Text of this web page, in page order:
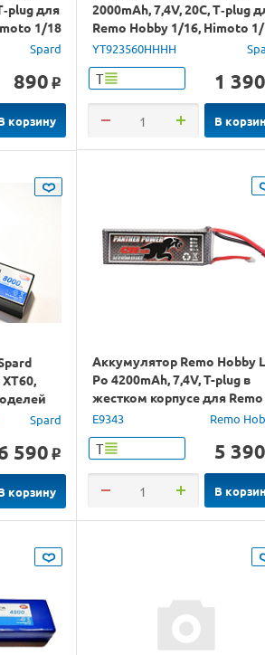
для
1/18
Spard
890 o
корзину
2000mAh, 7,4V, 20C, T‐plug
Remo Hobby 1/16, Himoto
YT923560HHHH
Т 1 390
В
XT60,
Spard
590 o
корзину
Аккумулятор Remo Hobby
Po 4200mAh, 7,4V, T-plug в
жестком корпусе для Remo
Hobby
E9343 Remo
Т 5 390
В